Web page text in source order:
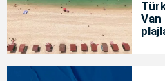
Van